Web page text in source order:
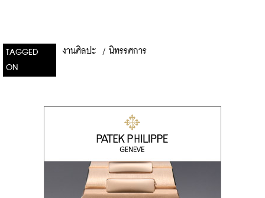
TAGGED
ON
งานศิลปะ / นิทรรศการ